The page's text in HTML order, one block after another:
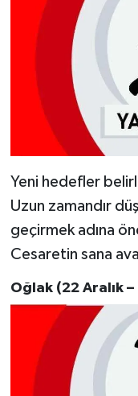
Yeni hedefler
Uzun zamandır
geçirmek adına
Cesaretin sana
Oğlak (22 Aralık –